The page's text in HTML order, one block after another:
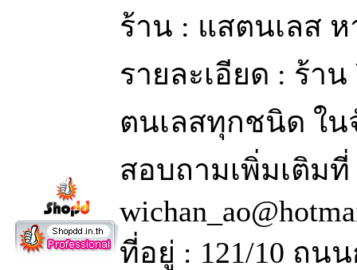
ร้าน : แสตนเลส
รายละเอียด : ร้า
ตนเลสทุกชนิด ใน
สอบถามเพิ่มเติมที่
ที่อยู่ : 121/10 ถน